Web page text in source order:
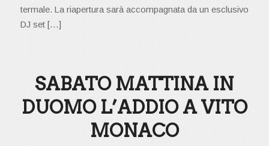
termale. La riapertura sarà accompagnata da un esclusivo
DJ set […]
SABATO MATTINA IN
DUOMO L’ADDIO A VITO
MONACO